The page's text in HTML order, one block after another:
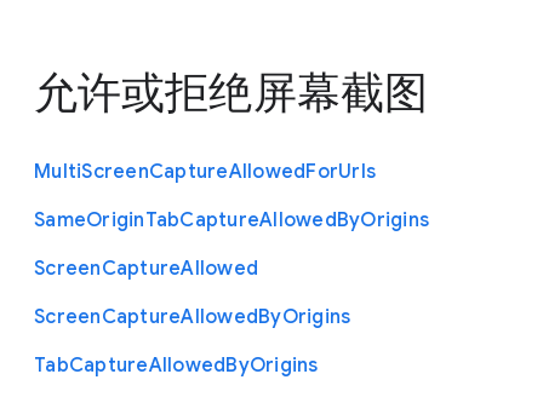
允许或拒绝屏幕截图
MultiScreenCaptureAllowedForUrls
SameOriginTabCaptureAllowedByOrigins
ScreenCaptureAllowed
ScreenCaptureAllowedByOrigins
TabCaptureAllowedByOrigins